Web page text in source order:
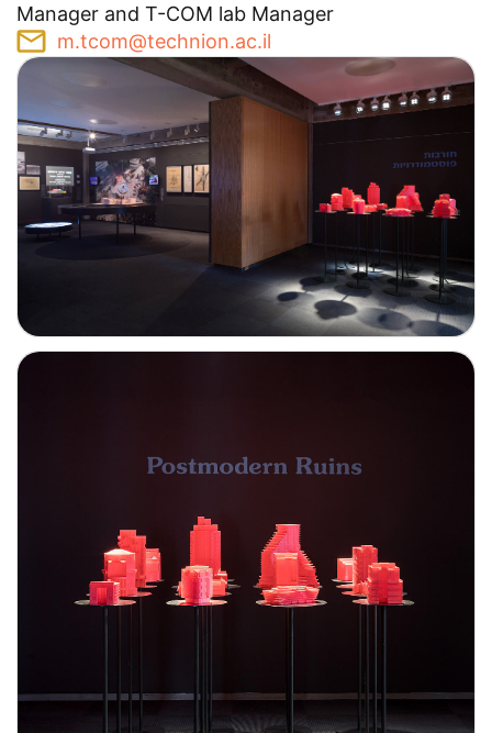
Manager and T-COM lab Manager
m.tcom@technion.ac.il